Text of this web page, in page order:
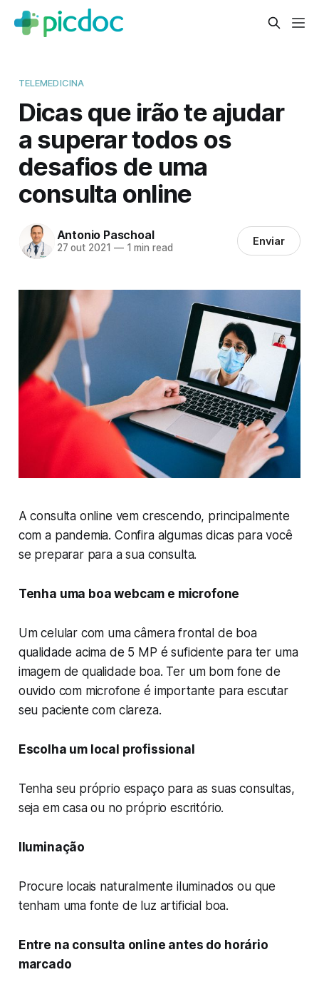
TELEMEDICINA
Dicas que irão te ajudar
a superar todos os
desafios de uma
consulta online
Antonio Paschoal
27 out 2021 —1 min read Enviar
A consulta online vem crescendo, principalmente
com a pandemia. Confira algumas dicas para você
se preparar para a sua consulta.
Tenha uma boa webcam e microfone
Um celular com uma câmera frontal de boa
qualidade acima de 5 MP é suficiente para ter uma
imagem de qualidade boa. Ter um bom fone de
ouvido com microfone é importante para escutar
seu paciente com clareza.
Escolha um local profissional
Tenha seu próprio espaço para as suas consultas,
seja em casa ou no próprio escritório.
Iluminação
Procure locais naturalmente iluminados ou que
tenham uma fonte de luz artificial boa.
Entre na consulta online antes do horário
marcado